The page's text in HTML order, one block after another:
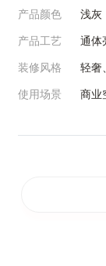
产品颜色 浅灰
产品工艺 通体
装修风格 轻奢
使用场景 商业